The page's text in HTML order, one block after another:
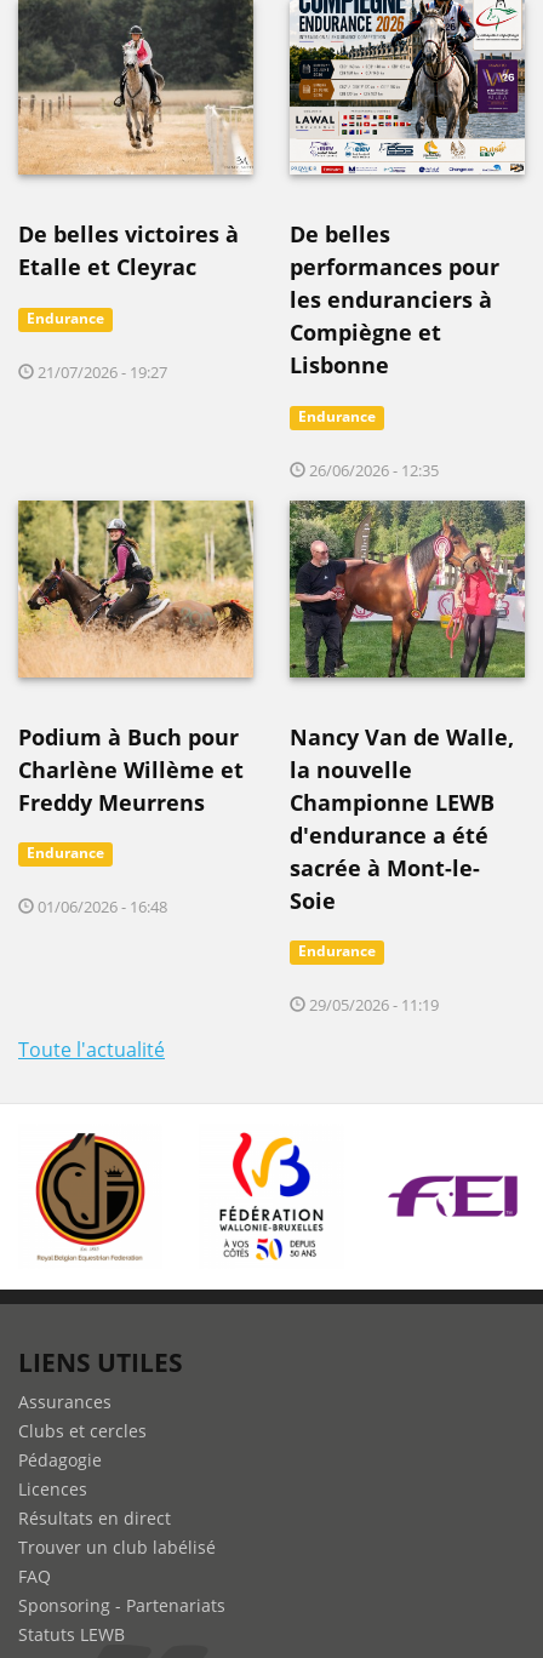
De belles victoires à
Etalle et Cleyrac
Endurance
21/07/2026 - 19:27
De belles
performances pour
les enduranciers à
Compiègne et
Lisbonne
Endurance
26/06/2026 - 12:35
Podium à Buch pour
Charlène Willème et
Freddy Meurrens
Endurance
01/06/2026 - 16:48
Nancy Van de Walle,
la nouvelle
Championne LEWB
d'endurance a été
sacrée à Mont-le-
Soie
Endurance
29/05/2026 - 11:19
Toute l'actualité
LIENS UTILES
Assurances
Clubs et cercles
Pédagogie
Licences
Résultats en direct
Trouver un club labélisé
FAQ
Sponsoring - Partenariats
Statuts LEWB